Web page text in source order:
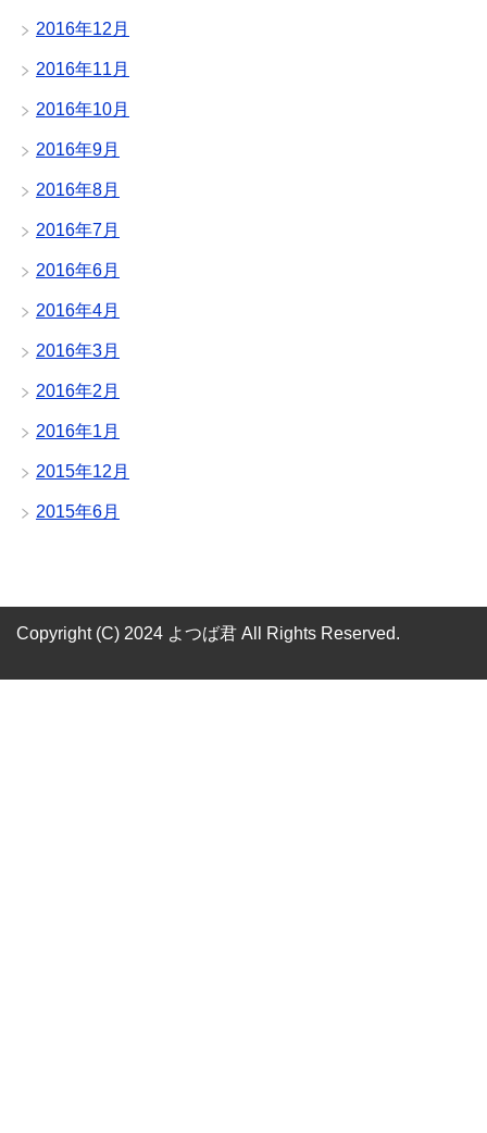
2016年12月
2016年11月
2016年10月
2016年9月
2016年8月
2016年7月
2016年6月
2016年4月
2016年3月
2016年2月
2016年1月
2015年12月
2015年6月
Copyright (C) 2024 よつば君 All Rights Reserved.